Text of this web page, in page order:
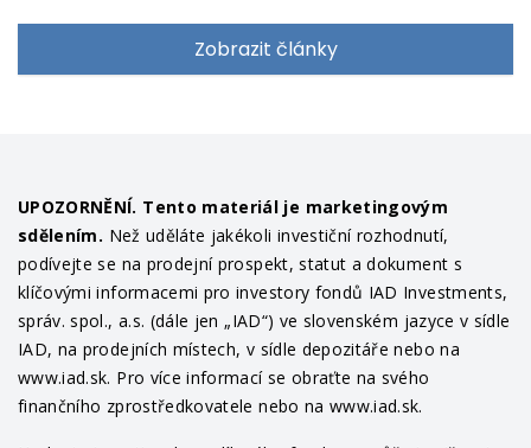
Zobrazit články
UPOZORNĚNÍ. Tento materiál je marketingovým
sdělením. Než uděláte jakékoli investiční rozhodnutí,
podívejte se na prodejní prospekt, statut a dokument s
klíčovými informacemi pro investory fondů IAD Investments,
správ. spol., a.s. (dále jen „IAD“) ve slovenském jazyce v sídle
IAD, na prodejních místech, v sídle depozitáře nebo na
www.iad.sk. Pro více informací se obraťte na svého
finančního zprostředkovatele nebo na www.iad.sk.